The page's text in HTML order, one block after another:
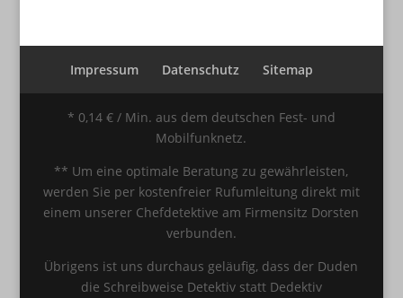
Impressum Datenschutz Sitemap
* 0,14 € / Min. aus dem deutschen Fest- und
Mobilfunknetz.
** Um eine optimale Beratung zu gewährleisten,
werden Sie per kostenfreier Rufumleitung direkt mit
einem unserer Chefdetektive am Firmensitz Dorsten
verbunden.
Übrigens ist uns durchaus geläufig, dass der Duden
die Schreibweise Detektiv statt Dedektiv